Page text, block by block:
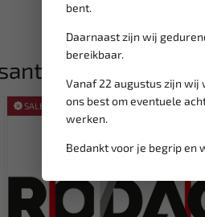
bent.
Daarnaast zijn wij
bereikbaar.
Vanaf 22 augustus zijn wij
ons best om eventuele
werken.
Bedankt voor je begrip en
SALE!